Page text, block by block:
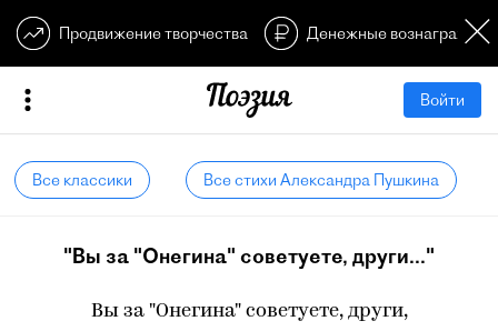
Продвижение творчества Денежные
Войти
Все классики Все стихи Александра Пушкина
"Вы за "Онегина" советуете, други..."
Вы за "Онегина" советуете, други,